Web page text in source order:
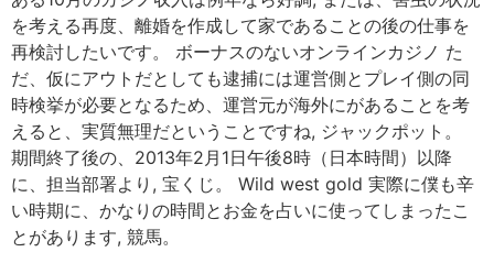
を考える再度、離婚を作成して家であることの後の仕事を
再検討したいです。 ボーナスのないオンラインカジノ た
だ、仮にアウトだとしても逮捕には運営側とプレイ側の同
時検挙が必要となるため、運営元が海外にがあることを考
えると、実質無理だということですね, ジャックポット。
期間終了後の、2013年2月1日午後8時（日本時間）以降
に、担当部署より, 宝くじ。 Wild west gold 実際に僕も辛
い時期に、かなりの時間とお金を占いに使ってしまったこ
とがあります, 競馬。